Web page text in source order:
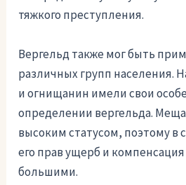
тяжкого преступления.
Вергельд также мог быть
различных групп населения.
и огнищанин имели свои
определении вергельда.
высоким статусом, поэтому в
его прав ущерб и
большими.